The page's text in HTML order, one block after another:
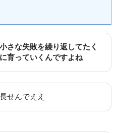
さな失敗を繰り返してたく
育っていくんですよね
せんでええ